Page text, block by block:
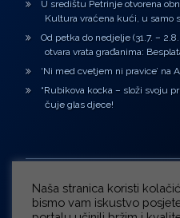
U središtu Petrinje otvorena
Kultura vraćena kući, u samo
Od petka do nedjelje (31.7. –
otvara vrata građanima:
‘Ni med cvetjem ni pravice’
“Rubikova kocka – složi svoju
čuje glas djece!
Naša stranica koristi
bismo vam iskustvo